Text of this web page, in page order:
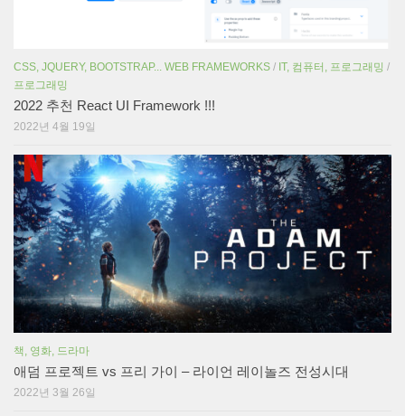
CSS, JQUERY, BOOTSTRAP... WEB FRAMEWORKS / IT, 컴퓨터, 프로그래밍 /
프로그래밍
2022 추천 React UI Framework !!!
2022년 4월 19일
책, 영화, 드라마
애덤 프로젝트 vs 프리 가이 – 라이언 레이놀즈 전성시대
2022년 3월 26일